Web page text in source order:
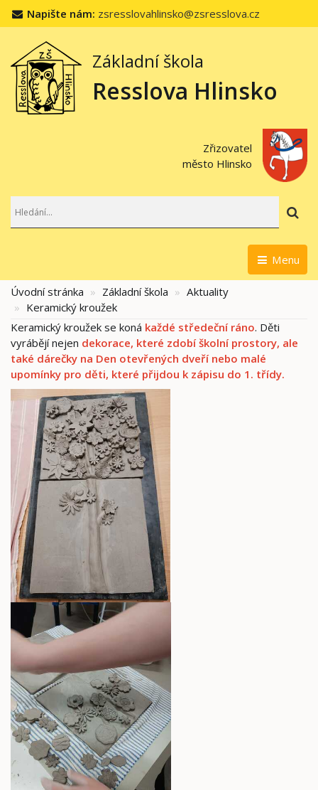
Napište nám: zsresslovahlinsko@zsresslova.cz
Základní škola
Resslova Hlinsko
Zřizovatel
město Hlinsko
Menu
Úvodní stránka Základní škola
Aktuality
Keramický kroužek
Keramický kroužek se koná každé středeční ráno. Děti
vyrábějí nejen dekorace, které zdobí školní prostory, ale
také dárečky na Den otevřených dveří nebo malé
upomínky pro děti, které přijdou k zápisu do 1. třídy.